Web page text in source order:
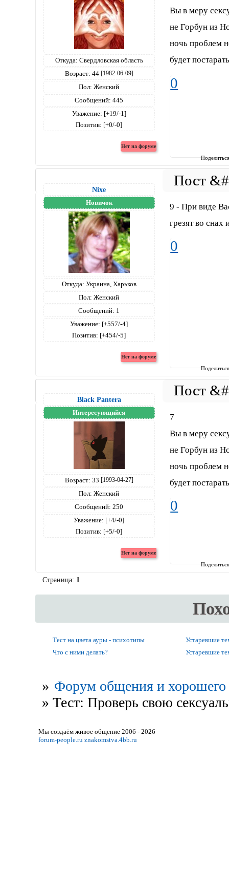
Откуда: Свердловская область
Возраст: 44 [1982-06-09]
Пол: Женский
Сообщений: 445
Уважение: [+19/-1]
Позитив: [+0/-0]
Вы в меру
не Горбун из
ночь проблем
будет
0
Nixe
Новичок
Откуда: Украина, Харьков
Пол: Женский
Сообщений: 1
Уважение: [+557/-4]
Позитив: [+454/-5]
9 - При виде
грезят во
0
Black Pantera
Интересующийся
Возраст: 33 [1993-04-27]
Пол: Женский
Сообщений: 250
Уважение: [+4/-0]
Позитив: [+5/-0]
7
Вы в меру
не Горбун из
ночь проблем
будет
0
Страница: 1
Тест на цвета ауры - психотипы
Устаревшие
Что с ними делать?
Устаревшие
» Форум общения и хорошего
» Тест: Проверь свою
Мы создаём живое общение 2006 - 2026
forum-people.ru znakomstva.4bb.ru